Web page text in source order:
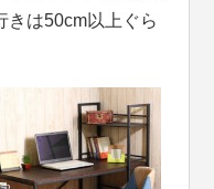
きは50cm以上ぐら